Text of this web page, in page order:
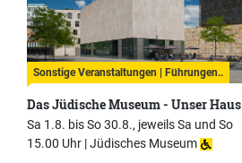
Sonstige Veranstaltungen | Führungen..
Das Jüdische Museum - Unser Haus
Sa 1.8. bis So 30.8., jeweils Sa und So
15.00 Uhr |Jüdisches Museum